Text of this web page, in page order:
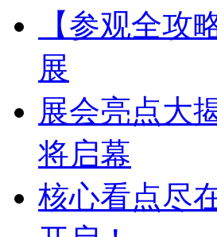
【参观全攻
展
展会亮点大
将启幕
核心看点尽